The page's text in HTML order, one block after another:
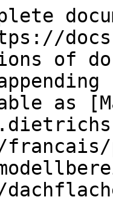
of
as
francais/